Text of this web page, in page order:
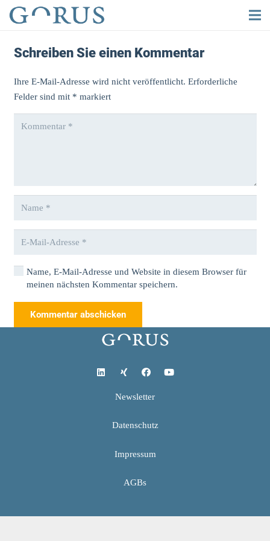
Schreiben Sie einen Kommentar
Ihre E-Mail-Adresse wird nicht veröffentlicht. Erforderliche
Felder sind mit * markiert
Name, E-Mail-Adresse und Website in diesem Browser für
meinen nächsten Kommentar speichern.
Kommentar abschicken
Newsletter
Datenschutz
Impressum
AGBs